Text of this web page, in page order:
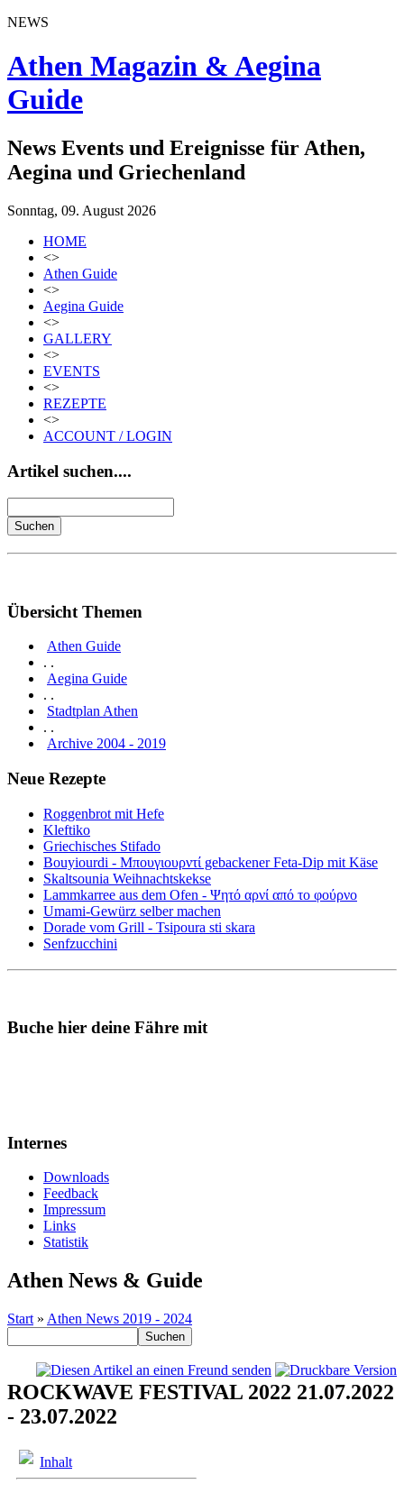
NEWS
Athen Magazin & Aegina
Guide
News Events und Ereignisse für Athen,
Aegina und Griechenland
Sonntag, 09. August 2026
HOME
<>
Athen Guide
<>
Aegina Guide
<>
GALLERY
<>
EVENTS
<>
REZEPTE
<>
ACCOUNT / LOGIN
Artikel suchen....
Übersicht Themen
Athen Guide
. .
Aegina Guide
. .
Stadtplan Athen
. .
Archive 2004 - 2019
Neue Rezepte
Roggenbrot mit Hefe
Kleftiko
Griechisches Stifado
Bouyiourdi - Μπουγιουρντί gebackener Feta-Dip mit Käse
Skaltsounia Weihnachtskekse
Lammkarree aus dem Ofen - Ψητό αρνί από το φούρνο
Umami-Gewürz selber machen
Dorade vom Grill - Tsipoura sti skara
Senfzucchini
Buche hier deine Fähre mit
Internes
Downloads
Feedback
Impressum
Links
Statistik
Athen News & Guide
Start » Athen News 2019 - 2024
ROCKWAVE FESTIVAL 2022 21.07.2022
- 23.07.2022
Inhalt